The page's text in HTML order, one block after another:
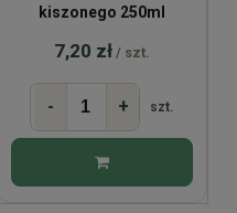
kiszonego 250ml
7,20 zł / szt.
- + szt.